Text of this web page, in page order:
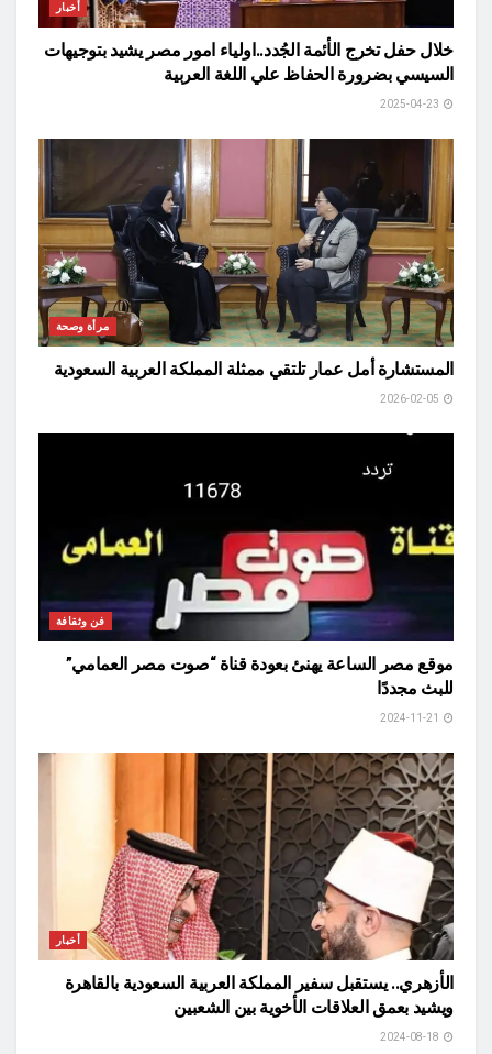
أخبار
خلال حفل تخرج الأئمة الجُدد..اولياء امور مصر يشيد بتوجيهات
السيسي بضرورة الحفاظ علي اللغة العربية
مرأة وصحة
المستشارة أمل عمار تلتقي ممثلة المملكة العربية السعودية
فن وثقافة
موقع مصر الساعة يهنئ بعودة قناة “صوت مصر العمامي”
للبث مجددًا
أخبار
الأزهري.. يستقبل سفير المملكة العربية السعودية بالقاهرة
ويشيد بعمق العلاقات الأخوية بين الشعبين